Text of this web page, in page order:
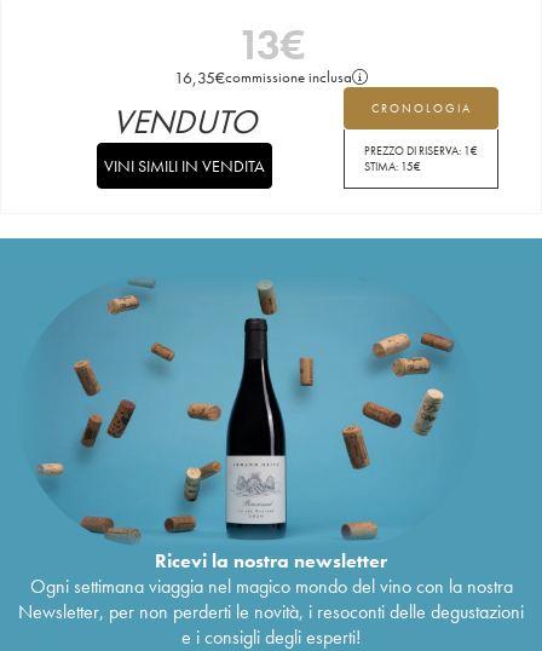
13€
16,35€commissione inclusa
CRONOLOGIA
PREZZO DI RISERVA: 1€
STIMA: 15€
VENDUTO
VINI SIMILI IN VENDITA
Ricevi la nostra newsletter
Ogni settimana viaggia nel magico mondo del vino con la nostra
Newsletter, per non perderti le novità, i resoconti delle degustazioni
e i consigli degli esperti!